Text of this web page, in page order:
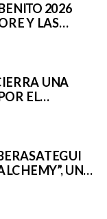
2026
Y LAS
E
A
UNA
EL
Y LA
PAISAJE
UNA
ALTA
EN ABAMA